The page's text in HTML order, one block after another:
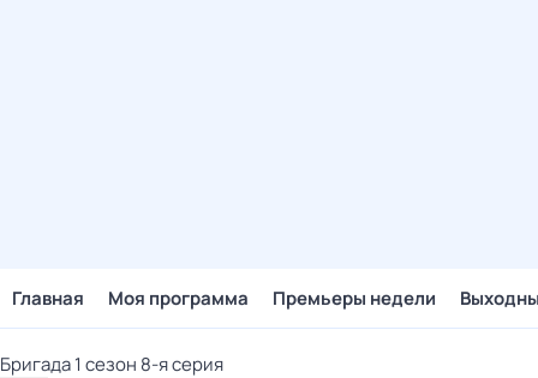
Главная Моя программа Премьеры недели
Бригада 1 сезон 8-я серия